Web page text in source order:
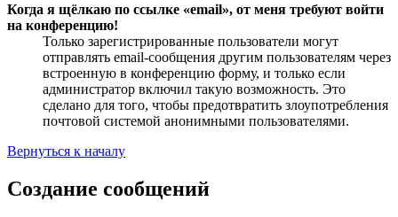
Когда я щёлкаю по ссылке «email», от меня требуют войти
на конференцию!
Только зарегистрированные пользователи могут
отправлять email-сообщения другим пользователям через
встроенную в конференцию форму, и только если
администратор включил такую возможность. Это
сделано для того, чтобы предотвратить злоупотребления
почтовой системой анонимными пользователями.
Вернуться к началу
Создание сообщений